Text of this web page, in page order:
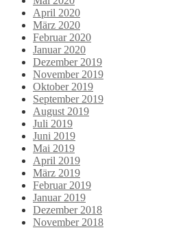
April 2020
März 2020
Februar 2020
Januar 2020
Dezember 2019
November 2019
Oktober 2019
September 2019
August 2019
Juli 2019
Juni 2019
Mai 2019
April 2019
März 2019
Februar 2019
Januar 2019
Dezember 2018
November 2018